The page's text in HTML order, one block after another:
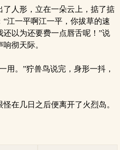
人形，立在一朵云上，掂了掂
江一平啊江一平，你拔草的速
以为还要费一点唇舌呢！”说
彻天际。
。”狞兽鸟说完，身形一抖，
在几日之后便离开了火烈岛。